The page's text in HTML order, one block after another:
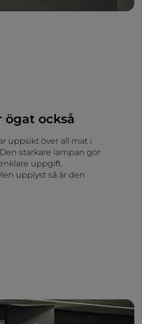
ögat också
uppsikt över all mat i
starkare lampan gör
uppgift.
upplyst så är den